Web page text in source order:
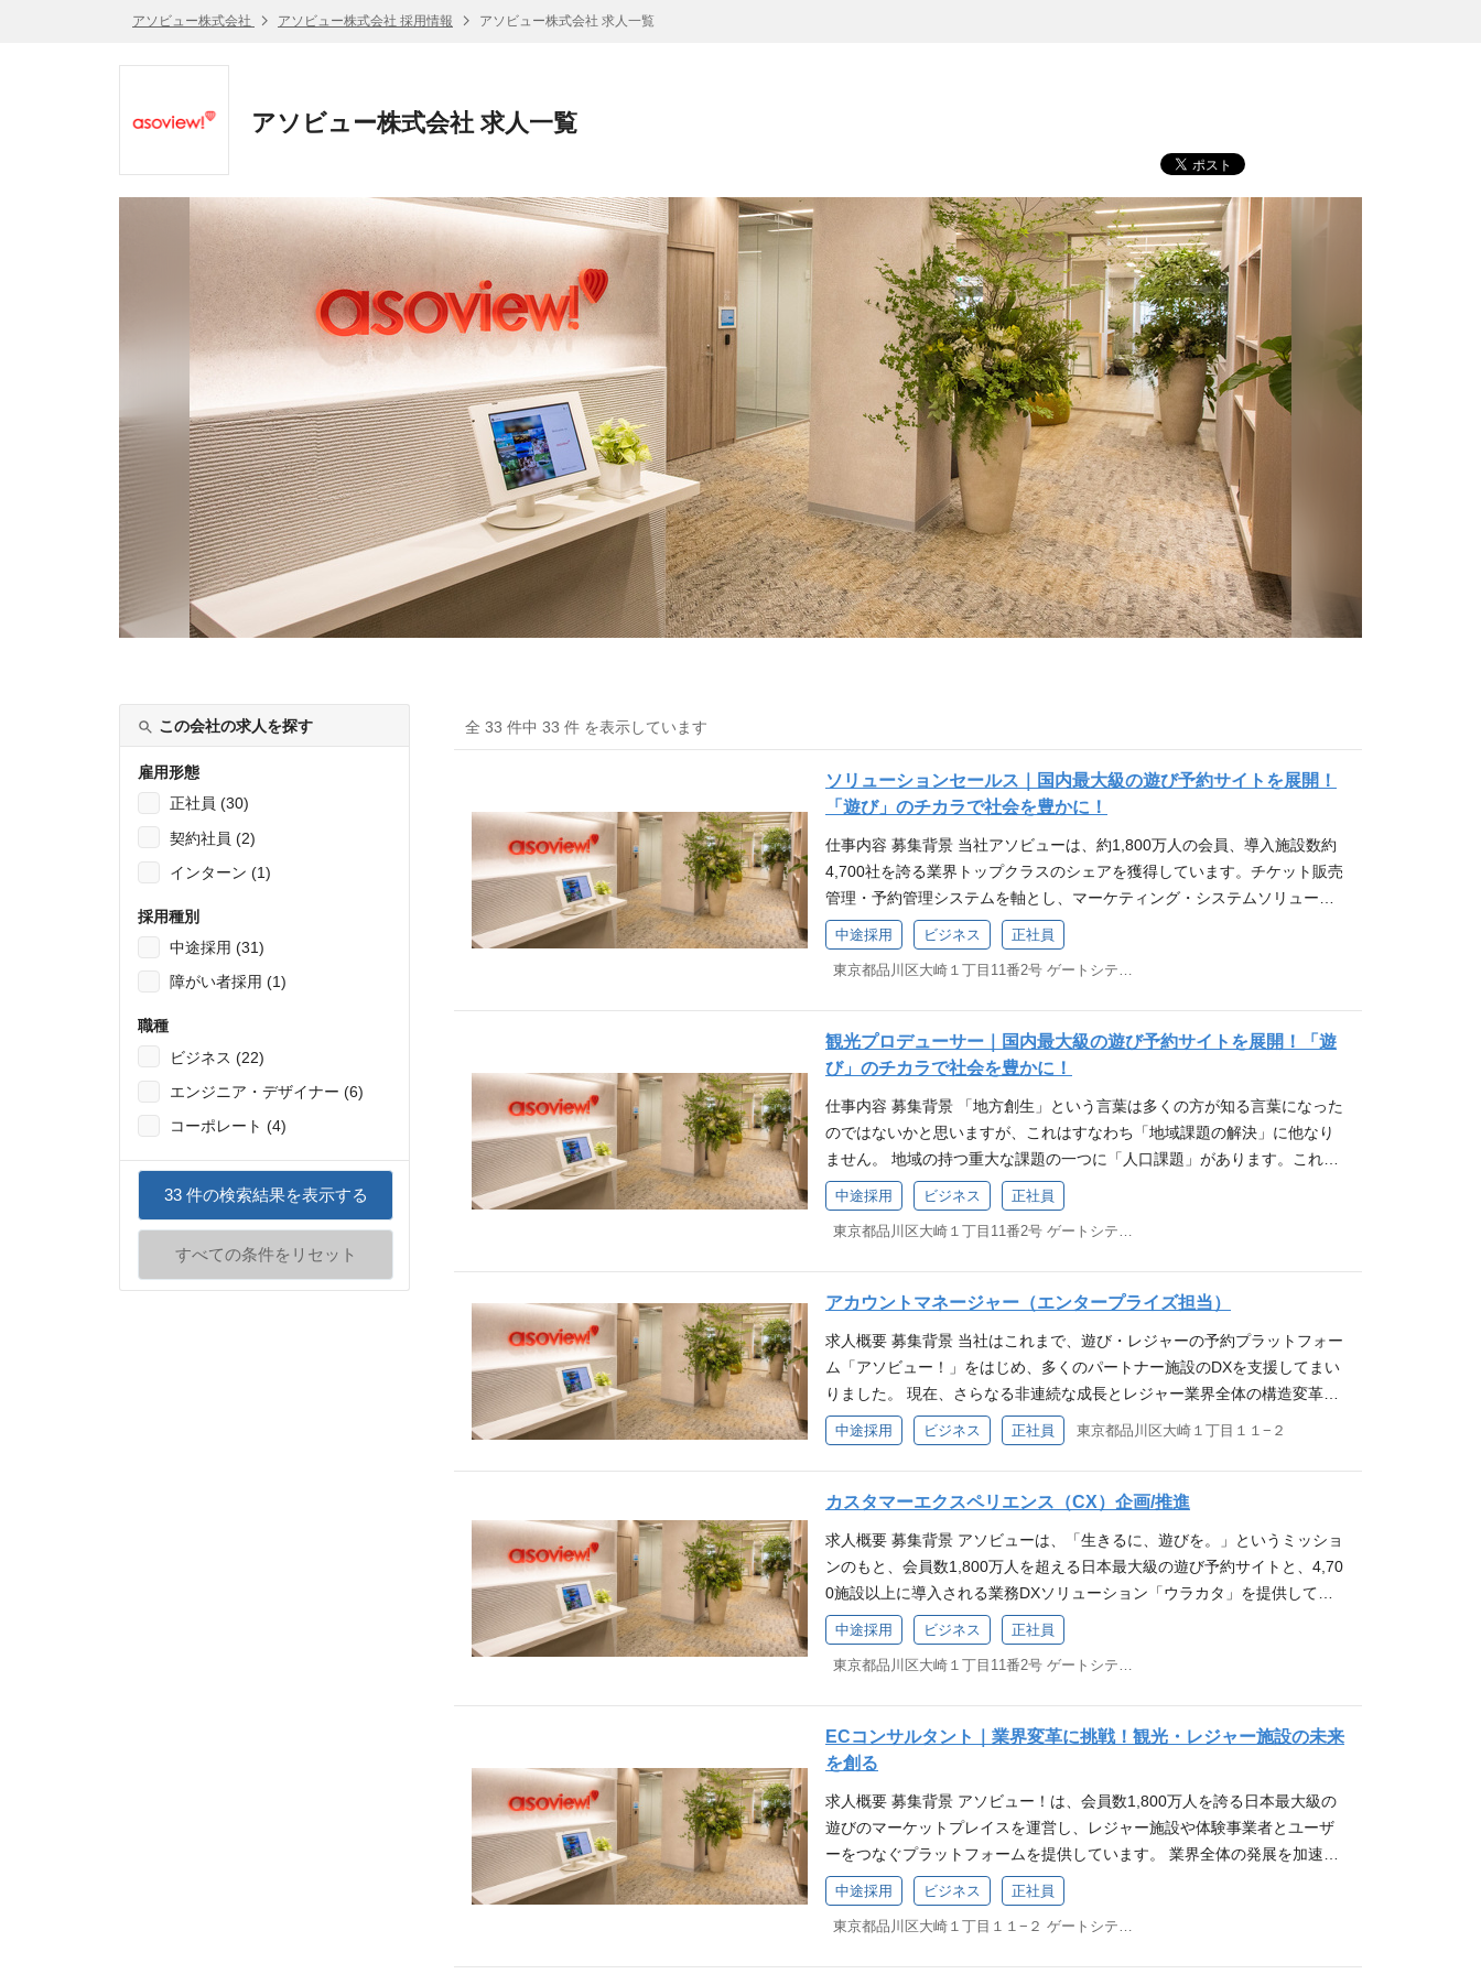
アソビュー株式会社 アソビュー株式会社 採用情報 アソビュー株式会社 求人一覧
アソビュー株式会社 求人一覧
この会社の求人を探す
雇用形態
正社員 (30)
契約社員 (2)
インターン (1)
採用種別
中途採用 (31)
障がい者採用 (1)
職種
ビジネス (22)
エンジニア・デザイナー (6)
コーポレート (4)
33件の検索結果を表示する
すべての条件をリセット
全 33 件中 33 件 を表示しています
ソリューションセールス｜国内最大級の遊び予約サイトを展開！
「遊び」のチカラで社会を豊かに！
仕事内容 募集背景 当社アソビューは、約1,800万人の会員、導入施設数約
4,700社を誇る業界トップクラスのシェアを獲得しています。チケット販売
管理・予約管理システムを軸とし、マーケティング・システムソリューシ
ョンを駆使したコンサルティング活動により、業界変革に挑んでおりま
す。 このたび、事業のさらなる拡大を見据え、当社の多様なアセットを活
用し、顧客の課題解決から事業成長までを多角的に支援する新たなメンバ
ー！）、SaaS（ウラカタシリーズ）、ギフト、広告といった多様なサービ
スを組み合わせ、幅広いクライアントの事業成長に貢献する企画・提案を
リードしていただきます。 ①レジャー・アクティビティ施設向けソリュー
ション営業 遊び予約サイト「アソビュー！」への参画に向けた新規開拓営
業 電話・メール・訪問・オンライン商談などを活用した未取引施設へのア
プローチ。 施設の課題やニーズをヒアリングし、最適な企画を提案 （予
約・チケット管理システム、集客支援など） 短期取引にとどまらず、中長
期的な関係構築までを担うコンサルティング型営業 <対象となる施設> 商
業施設、キッズパーク、温浴施設、大手レジャー施設、日本全国のアクテ
ィビティ施設など ② BtoBソリューション および プロモーション企画提案
業務DXソリューション「ウラカタ」シリーズの導入や、アソビューのプラ
トの事業成長を多角的に支援します。 ソリューション提案（DX・SaaSシ
ステム） 業務DXソリューション「ウラカタ」シリーズの導入に向けた新規
開拓営業（電話・メール・訪問・オンラインでのアプローチ） 顧客課題の
ヒアリングおよび最適な解決策の提案 契約後の導入サポート・販売開始ま
ーションプランの企画・提案 広告効果の分析・レポーティングおよび改善
提案 新規クライアント開拓および既存顧客との関係構築、複合的な課題解
決を目的とした企画提案をリードいただきます。 ③スポーツ・エンタメ業
界向けソリューション（SaaS） スポーツ・エンタメ領域の主催者に向け
た「ウラカタチケット」等のソリューション提案 新規契約の獲得および既
存顧客との関係深化による取引拡大。 公演・興行に合わせた販売促進策や
プロモーション企画の立案・実行。 販売状況データを活用した効果測定と
員、4,700社の導入施設という圧倒的シェアを武器に営業できます。 「遊
び」「体験」を通じて人々の幸福度向上に貢献できる 営業成果がゲスト
の“ワクワク体験”に直結する社会意義の高いポジションです。 単なるシス
テム提供ではなく、事業成長と感動体験の両方をデザインできる デジタル
の力を活用して売上改善・顧客体験向上を同時に実現する“企画提案型営
業”です。 地方創生・地域観光の活性化に貢献できる 自治体・DMOと連携
し、地域の観光資源の価値向上やDX推進に関わる機会があります。 会員デ
ータと知見を駆使した「アソビュー独占」のソリューション営業 会員数1,
中途採用 ビジネス 正社員
観光プロデューサー｜国内最大級の遊び予約サイトを展開！「遊
び」のチカラで社会を豊かに！
仕事内容 募集背景 「地方創生」という言葉は多くの方が知る言葉になった
のではないかと思いますが、これはすなわち「地域課題の解決」に他なり
ません。 地域の持つ重大な課題の一つに「人口課題」があります。これを
解決する手段は何か？それは地方に産業を作り、雇用を生み出すことで
す。その産業を作っていくために必要なことのひとつは「地域の事業の生
産性を向上すること」だと思っています。地域には魅力的なコンテンツは
雇用が生み出されない。 私たちはこの課題を「 観光×DX 」をテーマとし
た自社サービス、ソリューションによって解決しています。より多くの地
域課題の解決に向け、「生きるに、遊びを。」の実現に向け一緒に走って
くださる方を母数しています。 業務内容 地方自治体/観光協会/中央省庁向
けの観光プロデューサーとして、顧客との折衝、案件提案から受注後のP
M、納品まで顧客課題の解決を一気通貫でご担当いただきます。 ①ゼロベ
ースからの課題解決型コンサルティング 地方自治体などのクライアントニ
ーズを深く掘り起こし、パッケージ商品ではなく、真の課題解決に繋がる
最適なソリューションをゼロベースで企画・立案します。 チームをリード
し、将来的には代理店などのtoBからの案件獲得にもコミットいただきま
す。 ②プロジェクトの推進と実行（具体的な業務例） 観光プロモーション
施策の立案、推進、および運営。 マーケティング・ITソリューションの企
を目的とした研修プログラム（セミナー・ワークショップ）の企画・推
進。 地域課題を解決する新規ソリューションサービスの企画・開発。 <主
ん。地方自治体のクライアントニーズから課題解決のためのソリューショ
ンを企画し、自ら作っていく仕事になります。 主な担当事例 三重県 岡山
県観光連盟 鳥取県 ポジションの魅力 地域経営への大きなインパクトの貢
献できる ： 地域の観光課題解決に深く携わり、その成果が地方創生という
形で社会全体に大きな影響を与えます。地域の方々と交流し、共に事業を
創り上げる深いやりがいを感じられます。 高い専門性を持つ市場価値に挑
戦できる ： 観光・遊びのドメインに特化しつつ、「DX、コンサルティン
グ、プロデュース、PM」という複数のスキルを複合的に磨くことで、市場
中途採用 ビジネス 正社員
アカウントマネージャー（エンタープライズ担当）
求人概要 募集背景 当社はこれまで、遊び・レジャーの予約プラットフォー
ム「アソビュー！」をはじめ、多くのパートナー施設のDXを支援してまい
りました。 現在、さらなる非連続な成長とレジャー業界全体の構造変革を
目指し、新戦略 「アソビューインサイド」 を推進して参ります。これは、
従来の「点」でのSaaSツール提供や送客支援から脱却し、エンタープライ
ズ（大手）施設の 「経営企画部門の中枢」へ深く入り込み 、 パートナー
の経営課題を共に解決 しながら、BPOやレベニューシェアといった新たな
のコンサルティングに留まらず、「経営層を動かす高い人間魅力」と「PL
をシビアに計算できるしたたかな商売人視点」の双方を持ち、レジャー業
界の次のスタンダードを自ら創り上げる方を、新たなコアメンバーとして
お迎えすべく、今回の募集に至りました。 業務内容 日本最大級の遊びプラ
ットフォームという独自のアセットを活かし、クライアントの課題を解決
業務を担っていただきます。 1. 大手企業の経営層へのアプローチ＆パート
ナーシップ構築 大手レジャー施設（テーマパーク・電鉄系リゾート等）の
役員・経営層と強固な信頼関係を構築。 経営企画や現場が抱える「真の経
営課題（集客・人手不足・DX遅れなど）」をヒアリングし、深く懐に入り
込む役割を担います。 2. オーダーメイド型ソリューションの立案＆プロジ
ェクト管理 当社のあらゆるアセット（WEB予約システム、集客マーケティ
スモデルを構築し、業界をサステナブルにしていきます。 社内の専門家
（マーケティングコンサルタント、DXシステム担当、カスタマーサクセス
中途採用 ビジネス 正社員 東京都品川区大崎１丁目１１−２
カスタマーエクスペリエンス（CX）企画/推進
求人概要 募集背景 アソビューは、「生きるに、遊びを。」というミッショ
ンのもと、会員数1,800万人を超える日本最大級の遊び予約サイトと、4,70
0施設以上に導入される業務DXソリューション「ウラカタ」を提供してい
ます。 急成長を続ける市場において、さらなる非連続的な成長を遂げるた
め、本ポジションではCOO直下の中核メンバーとして、サービス戦略（C
X）の観点から、データドリブンな意思決定と全社的な事業変革をリードし
サービス品質と事業オペレーションの抜本的な改善をリードします。 CX戦
略立案とKPI設定：顧客体験（CX）向上のための年間・四半期戦略の策定
と、KPI（LTV、NPS、リピート率など）の設定。 サービス・業務プロセス
改善PJT：VOCとデータ分析に基づき、運用フロー構築、自己解決ツール
（FAQ、チャットボット）導入による呼量・コスト削減、および品質改善
プロジェクトを主導。 全社変革と他部署連携：プロダクト開発、マーケテ
ィング、営業部門など、他部署に対するVOC・課題データのフィードバッ
クおよび改善提案。サービスのUI/UX改善や仕様に関する要件定義へ参画。
委託先マネジメント：外部コールセンターに対する、KPI・SLAに基づいた
業務品質・コスト効率のマネジメント。 【変更の範囲】会社が定める業務
中途採用 ビジネス 正社員
ECコンサルタント｜業界変革に挑戦！観光・レジャー施設の未来
を創る
求人概要 募集背景 アソビュー！は、会員数1,800万人を誇る日本最大級の
遊びのマーケットプレイスを運営し、レジャー施設や体験事業者とユーザ
ーをつなぐプラットフォームを提供しています。 業界全体の発展を加速さ
せるためには、プラットフォームに参画するレジャー事業者の収益力向上
が不可欠です。そこでこの度、データと戦略的思考を武器に、特定のカテ
ゴリーにおける事業者の課題を特定し、その売上・利益最大化に向けた戦
中途採用 ビジネス 正社員